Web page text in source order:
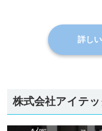
詳し
株式会社アイテッ